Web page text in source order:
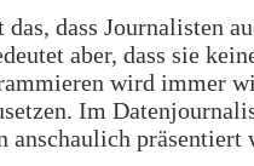
das, dass Journalisten
aber, dass sie
wird immer
Im
anschaulich präsentiert